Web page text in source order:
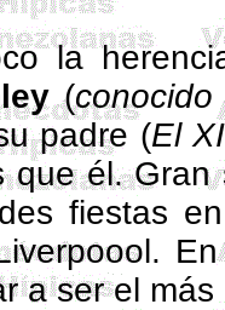
la
(
padre (El
que él.
fiestas
.
a ser el